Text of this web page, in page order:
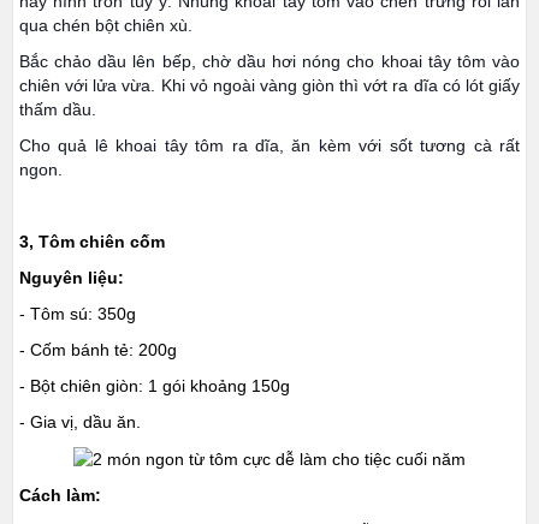
qua chén bột chiên xù.
Bắc chảo dầu lên bếp, chờ dầu hơi nóng cho khoai tây tôm vào
chiên với lửa vừa. Khi vỏ ngoài vàng giòn thì vớt ra dĩa có lót giấy
thấm dầu.
Cho quả lê khoai tây tôm ra dĩa, ăn kèm với sốt tương cà rất
ngon.
3, Tôm chiên cốm
Nguyên liệu:
- Tôm sú: 350g
- Cốm bánh tẻ: 200g
- Bột chiên giòn: 1 gói khoảng 150g
- Gia vị, dầu ăn.
Cách làm: